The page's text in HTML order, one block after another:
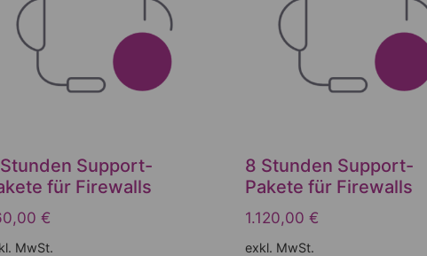
Support-
für Firewalls
€
MwSt.
8 Stunden Support-
Pakete für Firewalls
1.120,00€
exkl. MwSt.